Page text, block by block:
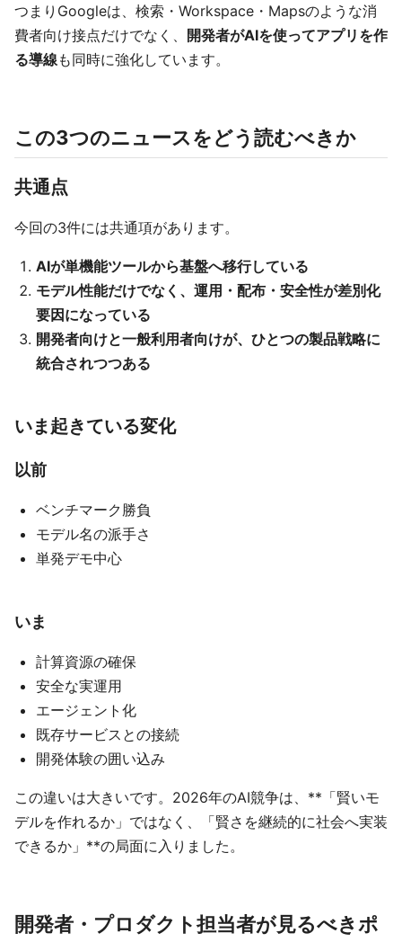
つまりGoogleは、検索・Workspace・Mapsのような消
費者向け接点だけでなく、 開発者がAIを使ってアプリを作
る導線も同時に強化しています。
この3つのニュースをどう読むべきか
共通点
今回の3件には共通項があります。
AIが単機能ツールから基盤へ移行している
モデル性能だけでなく、運用・配布・安全性が差別化
要因になっている
開発者向けと一般利用者向けが、ひとつの製品戦略に
統合されつつある
いま起きている変化
以前
ベンチマーク勝負
モデル名の派手さ
単発デモ中心
いま
計算資源の確保
安全な実運用
エージェント化
既存サービスとの接続
開発体験の囲い込み
この違いは大きいです。2026年のAI競争は、**「賢いモ
デルを作れるか」ではなく、「賢さを継続的に社会へ実装
できるか」**の局面に入りました。
開発者・プロダクト担当者が見るべきポ